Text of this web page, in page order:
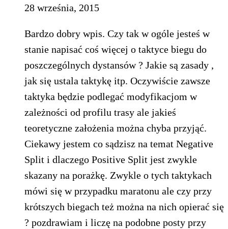
28 września, 2015
Bardzo dobry wpis. Czy tak w ogóle jesteś w
stanie napisać coś więcej o taktyce biegu do
poszczególnych dystansów ? Jakie są zasady ,
jak się ustala taktykę itp. Oczywiście zawsze
taktyka będzie podlegać modyfikacjom w
zależności od profilu trasy ale jakieś
teoretyczne założenia można chyba przyjąć.
Ciekawy jestem co sądzisz na temat Negative
Split i dlaczego Positive Split jest zwykle
skazany na porażkę. Zwykle o tych taktykach
mówi się w przypadku maratonu ale czy przy
krótszych biegach też można na nich opierać się
? pozdrawiam i liczę na podobne posty przy